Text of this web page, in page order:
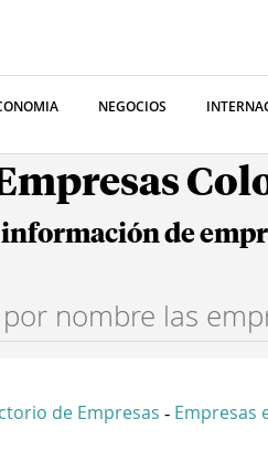
NEGOCIOS
de
de Empresas - Empresas